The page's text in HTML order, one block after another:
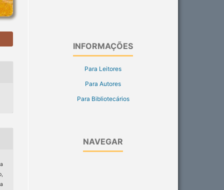
INFORMAÇÕES
Para Leitores
Para Autores
Para Bibliotecários
NAVEGAR